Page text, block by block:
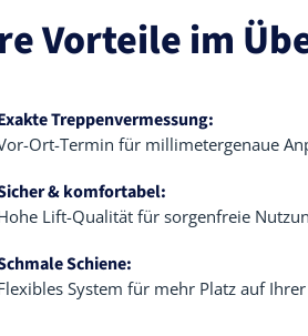
Vorteile im
Treppenvermessung:
Ort-Termin für millimetergenaue
& komfortabel:
Lift-Qualität für sorgenfreie
Schiene:
System für mehr Platz auf